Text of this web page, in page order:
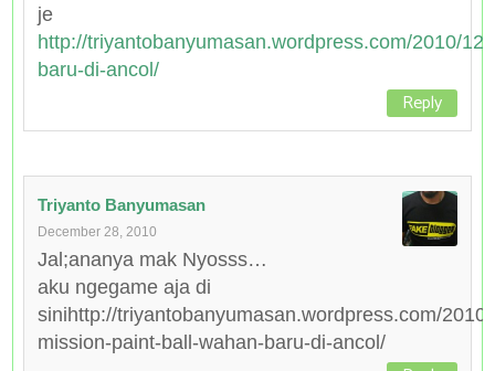
je
http://triyantobanyumasan.wordpress.com/2010/
baru-di-ancol/
Reply
Triyanto Banyumasan
December 28, 2010
Jal;ananya mak Nyosss…
aku ngegame aja di
sinihttp://triyantobanyumasan.wordpress.com/
mission-paint-ball-wahan-baru-di-ancol/